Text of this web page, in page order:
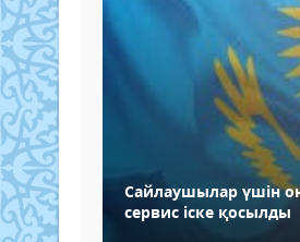
Сайлаушылар үшін
сервис іске қосылды